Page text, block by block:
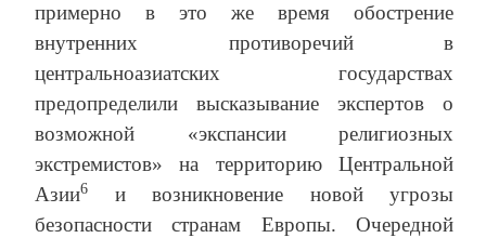
примерно в это же время обострение
внутренних противоречий в
центральноазиатских государствах
предопределили высказывание экспертов о
возможной «экспансии религиозных
экстремистов» на территорию Центральной
Азии6
и возникновение новой угрозы
безопасности странам Европы. Очередной